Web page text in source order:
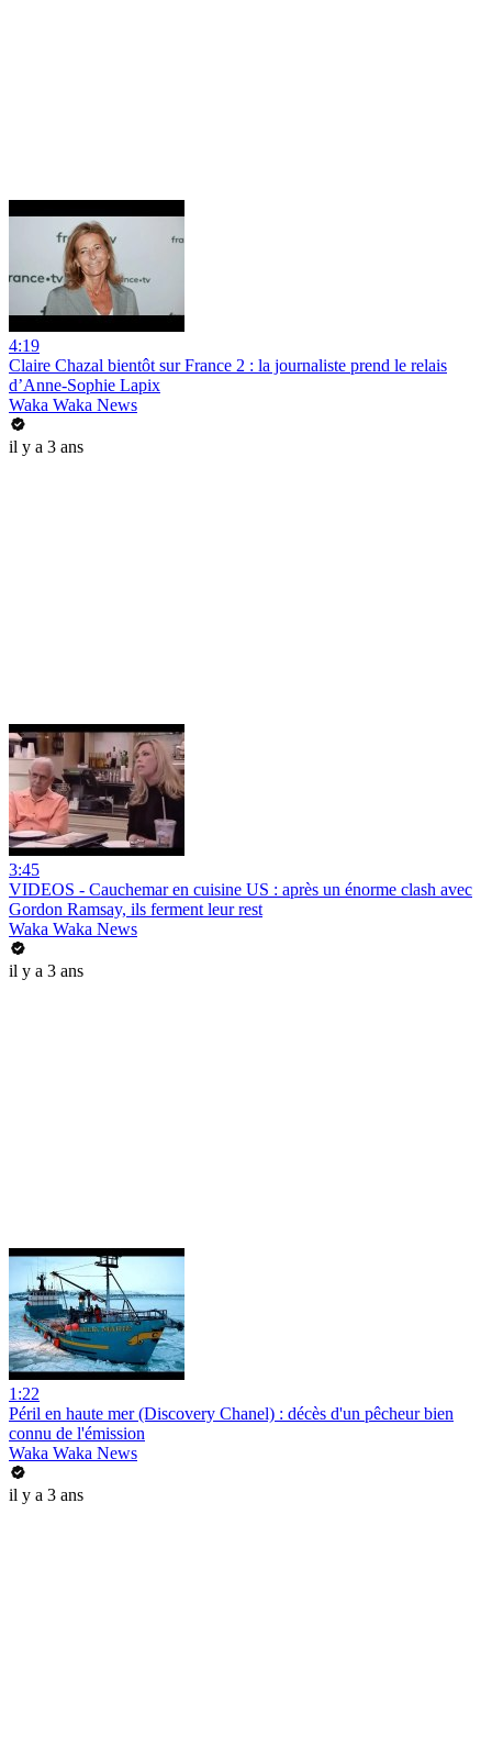
4:19
Claire Chazal bientôt sur France 2 : la journaliste prend le relais
d’Anne-Sophie Lapix
Waka Waka News
il y a 3 ans
3:45
VIDEOS - Cauchemar en cuisine US : après un énorme clash avec
Gordon Ramsay, ils ferment leur rest
Waka Waka News
il y a 3 ans
1:22
Péril en haute mer (Discovery Chanel) : décès d'un pêcheur bien
connu de l'émission
Waka Waka News
il y a 3 ans